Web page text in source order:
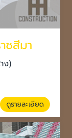
ชสีมา
ง)
ดูรายละเอียด